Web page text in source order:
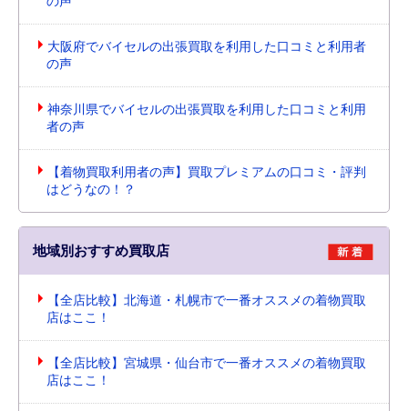
大阪府でバイセルの出張買取を利用した口コミと利用者
の声
神奈川県でバイセルの出張買取を利用した口コミと利用
者の声
【着物買取利用者の声】買取プレミアムの口コミ・評判
はどうなの！？
地域別おすすめ買取店
【全店比較】北海道・札幌市で一番オススメの着物買取
店はここ！
【全店比較】宮城県・仙台市で一番オススメの着物買取
店はここ！